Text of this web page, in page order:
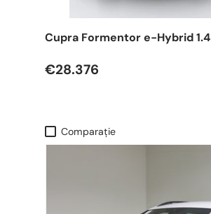
Cupra Formentor e-Hybrid 1.4
€28.376
Comparaţie